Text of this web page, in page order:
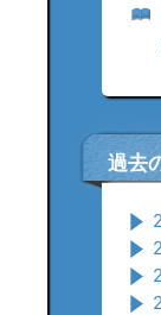
過去